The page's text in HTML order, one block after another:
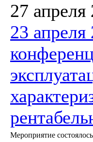
27 апреля
23
Мероприятие